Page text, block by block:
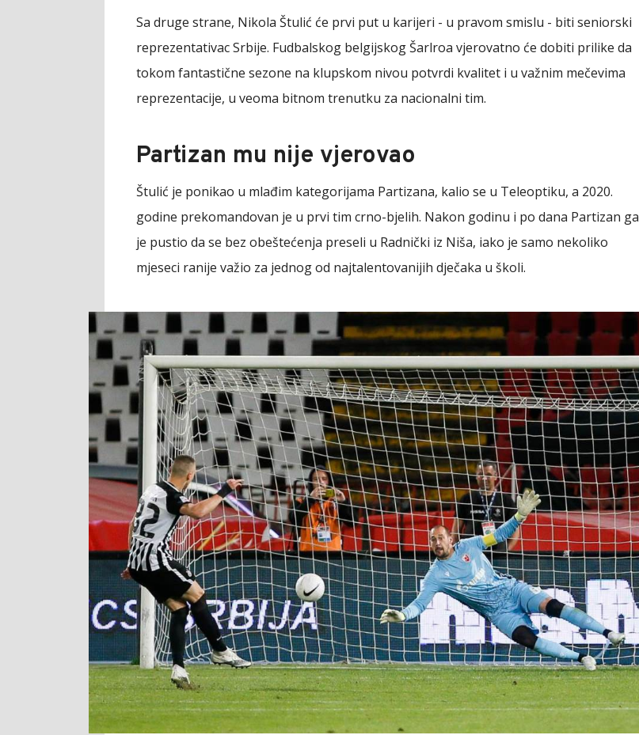
Sa druge strane, Nikola Štulić će prvi put u karijeri - u pravom smislu - biti seniorski
reprezentativac Srbije. Fudbalskog belgijskog Šarlroa vjerovatno će dobiti prilike da
tokom fantastične sezone na klupskom nivou potvrdi kvalitet i u važnim mečevima
reprezentacije, u veoma bitnom trenutku za nacionalni tim.
Partizan mu nije vjerovao
Štulić je ponikao u mlađim kategorijama Partizana, kalio se u Teleoptiku, a 2020.
godine prekomandovan je u prvi tim crno-bjelih. Nakon godinu i po dana Partizan ga
je pustio da se bez obeštećenja preseli u Radnički iz Niša, iako je samo nekoliko
mjeseci ranije važio za jednog od najtalentovanijih dječaka u školi.